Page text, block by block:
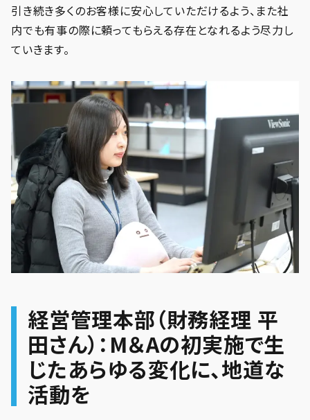
引き続き多くのお客様に安心していただけるよう、また社
内でも有事の際に頼ってもらえる存在となれるよう尽力し
ていきます。
経営管理本部（財務経理 平
田さん）：M＆Aの初実施で生
じたあらゆる変化に、地道な
活動を